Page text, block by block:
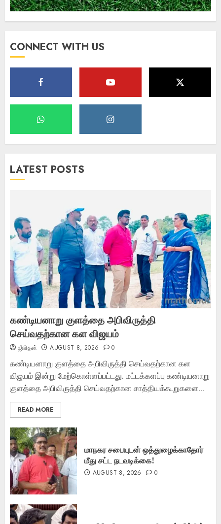
CONNECT WITH US
LATEST POSTS
கண்டியனாறு குளத்தை அபிவிருத்தி
செய்வதற்கான கள விஜயம்
ஜீவிதன் AUGUST 8, 2026 0
கண்டியனாறு குளத்தை அபிவிருத்தி செய்வதற்கான கள
விஜயம் இன்று மேற்கொள்ளப்பட்டது. மட்டக்களப்பு கண்டியனாறு
குளத்தை அபிவிருத்தி செய்வதற்கான சாத்தியக்கூறுகளை...
READ MORE
மாநகர சபையுடன் ஒத்துழைக்காதோர்
மீது சட்ட நடவடிக்கை!
AUGUST 8, 2026 0